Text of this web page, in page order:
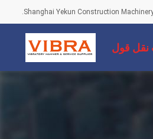
Shanghai Yekun Construction Machinery
قول